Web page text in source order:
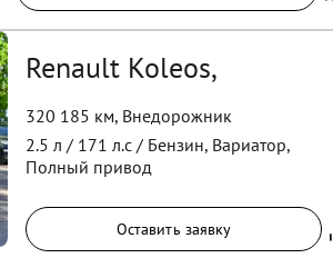
Renault Koleos,
320 185 км, Внедорожник
2.5 л / 171 л.с / Бензин, Вариатор,
Полный привод
Оставить заявку